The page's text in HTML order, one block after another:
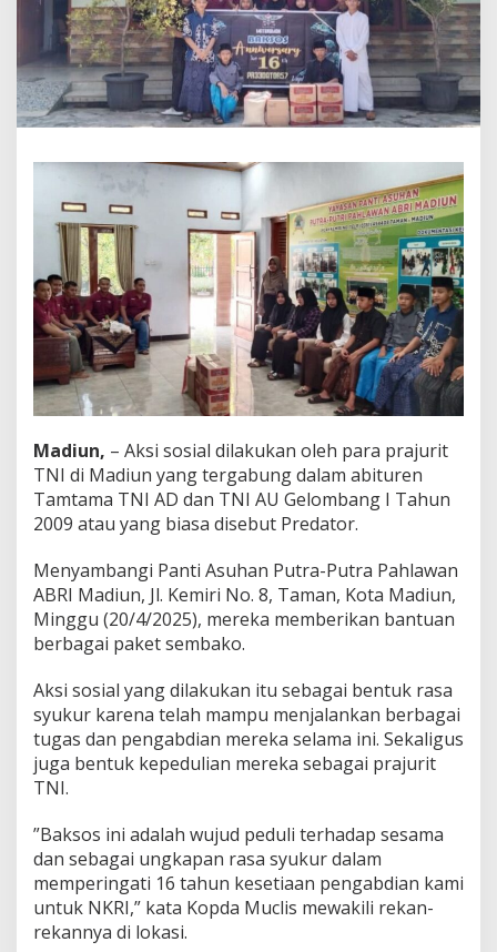
s
i
S
o
s
i
a
T
I
P
r
e
d
a
t
o
r
d
i
a
d
i
u
n
Madiun, – Aksi sosial dilakukan oleh para prajurit
TNI di Madiun yang tergabung dalam abituren
Tamtama TNI AD dan TNI AU Gelombang I Tahun
2009 atau yang biasa disebut Predator.
Menyambangi Panti Asuhan Putra-Putra Pahlawan
ABRI Madiun, Jl. Kemiri No. 8, Taman, Kota Madiun,
Minggu (20/4/2025), mereka memberikan bantuan
berbagai paket sembako.
Aksi sosial yang dilakukan itu sebagai bentuk rasa
syukur karena telah mampu menjalankan berbagai
tugas dan pengabdian mereka selama ini. Sekaligus
juga bentuk kepedulian mereka sebagai prajurit
TNI.
‎”Baksos ini adalah wujud peduli terhadap sesama
dan sebagai ungkapan rasa syukur dalam
memperingati 16 tahun kesetiaan pengabdian kami
untuk NKRI,” kata Kopda Muclis mewakili rekan-
rekannya di lokasi.